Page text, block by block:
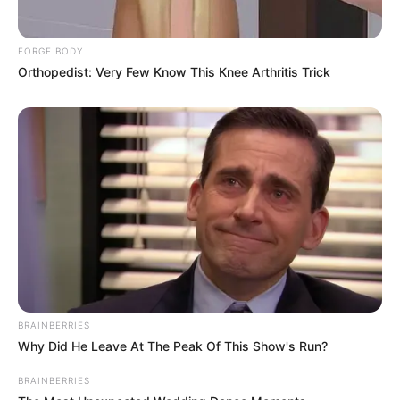
ΝΙΚΟΛΑΟΣ ΑΝΑΞΙΜΑΝΔΡΟΣ. Aπαγορεύεται η αναπαραγωγή, η
FORGE BODY
Orthopedist: Very Few Know This Knee Arthritis Trick
BRAINBERRIES
Why Did He Leave At The Peak Of This Show's Run?
BRAINBERRIES